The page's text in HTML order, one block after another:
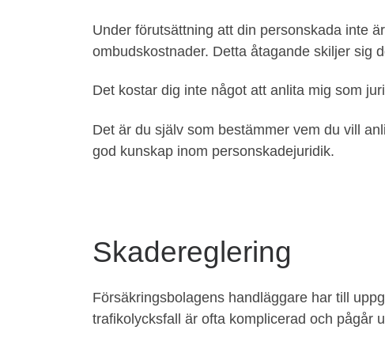
Under förutsättning att din personskada inte
ombudskostnader. Detta åtagande skiljer sig
Det kostar dig inte något att anlita mig som
Det är du själv som bestämmer vem du vill
god kunskap inom personskadejuridik.
Skadereglering
Försäkringsbolagens handläggare har till
trafikolycksfall är ofta komplicerad och pågår